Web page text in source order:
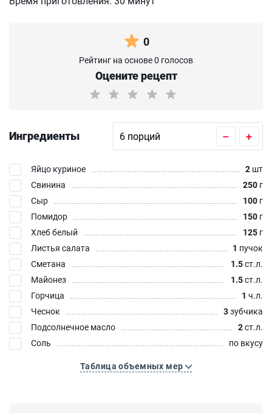
0
Рейтинг на основе 0 голосов
Оцените рецепт
Ингредиенты – +
Яйцо куриное 2 шт
Свинина
250 г
Сыр
100 г
Помидор
150 г
Хлеб белый
125 г
Листья салата
1 пучок
Сметана
1.5ст.л.
Майонез
1.5ст.л.
Горчица
1 ч.л.
Чеснок
3зубчика
Подсолнечное масло
2ст.л.
Соль
по вкусу
Таблица объемных мер